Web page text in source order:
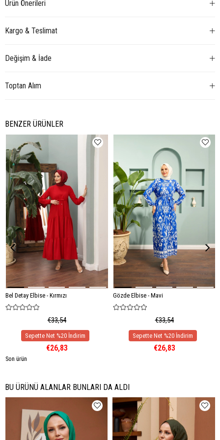
Ürün Önerileri
Kargo & Teslimat
Değişim & İade
Toptan Alım
BENZER ÜRÜNLER
Bel Detay Elbise - Kırmızı
€33,54
€26,83
Son ürün
Gözde Elbise - Mavi
€33,54
€26,83
BU ÜRÜNÜ ALANLAR BUNLARI DA ALDI